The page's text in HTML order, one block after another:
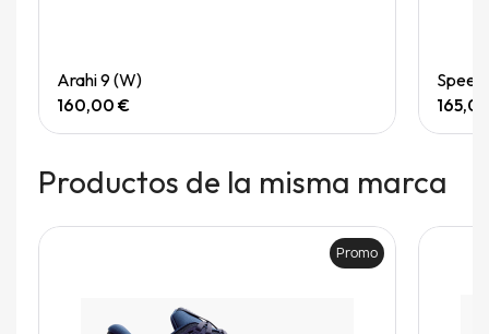
Arahi 9 (W)
160,00 €
Productos de la misma marca
Promo